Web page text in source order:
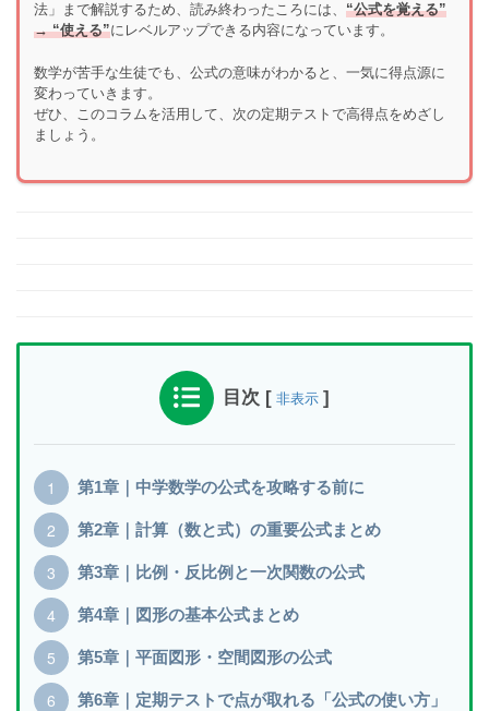
法」まで解説するため、読み終わったころには、“公式を覚える”
→ “使える”にレベルアップできる内容になっています。
数学が苦手な生徒でも、公式の意味がわかると、一気に得点源に
変わっていきます。
ぜひ、このコラムを活用して、次の定期テストで高得点をめざし
ましょう。
目次 [ 非表示 ]
第1章｜中学数学の公式を攻略する前に
第2章｜計算（数と式）の重要公式まとめ
第3章｜比例・反比例と一次関数の公式
第4章｜図形の基本公式まとめ
第5章｜平面図形・空間図形の公式
第6章｜定期テストで点が取れる「公式の使い方」